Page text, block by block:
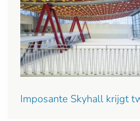
Imposante Skyhall krijgt